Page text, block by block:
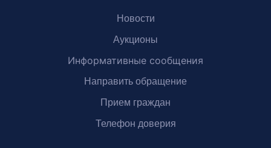
Новости
Аукционы
Информативные сообщения
Направить обращение
Прием граждан
Телефон доверия